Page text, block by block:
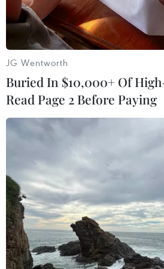
trong báo cáo.
Phụ nữ là mục tiêu chính trên tất cả các
Liên minh châu Âu (EU)
29/11 cho biết, phụ nữ đang
chính của các vụ tấn công
mạng xã hội, bao gồm ngôn
JG Wentworth
Buried In $10,000+ Of
Read Page 2 Before Paying